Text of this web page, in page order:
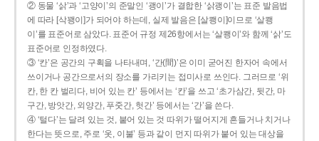
② 동물 ‘삵’과 ‘고양이’의 준말인 ‘괭이’가 결합한 ‘삵괭이’는 표준 발음법
에 따라 [삭꽹이]가 되어야 하는데, 실제 발음은 [살쾡이]이므로 ‘살쾡
이’를 표준어로 삼았다. 표준어 규정 제26항에서는 ‘살쾡이’와 함께 ‘삵’도
표준어로 인정하였다.
③ ‘칸’은 공간의 구획을 나타내며, ‘간(間)’은 이미 굳어진 한자어 속에서
쓰이거나 공간으로서의 장소를 가리키는 접미사로 쓰인다. 그러므로 ‘위
칸, 한 칸 벌리다, 비어 있는 칸’ 등에서는 ‘칸’을 쓰고 ‘초가삼간, 뒷간, 마
구간, 방앗간, 외양간, 푸줏간, 헛간’ 등에서는 ‘간’을 쓴다.
④ ‘털다’는 달려 있는 것, 붙어 있는 것 따위가 떨어지게 흔들거나 치거나
한다는 뜻으로, 주로 ‘옷, 이불’ 등과 같이 먼지 따위가 붙어 있는 대상을